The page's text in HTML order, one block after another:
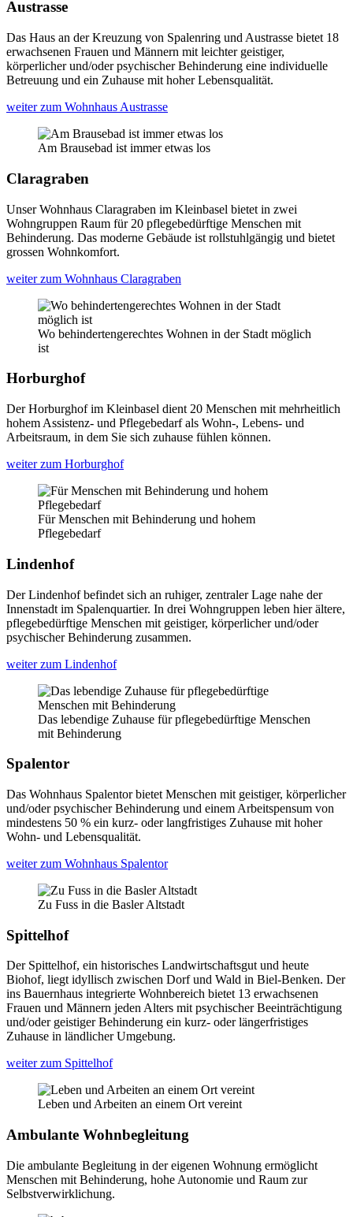
Austrasse
Das Haus an der Kreuzung von Spalenring und Austrasse bietet 18
erwachsenen Frauen und Männern mit leichter geistiger,
körperlicher und/oder psychischer Behinderung eine individuelle
Betreuung und ein Zuhause mit hoher Lebensqualität.
weiter zum Wohnhaus Austrasse
Am Brausebad ist immer etwas los
Claragraben
Unser Wohnhaus Claragraben im Kleinbasel bietet in zwei
Wohngruppen Raum für 20 pflegebedürftige Menschen mit
Behinderung. Das moderne Gebäude ist rollstuhlgängig und bietet
grossen Wohnkomfort.
weiter zum Wohnhaus Claragraben
Wo behindertengerechtes Wohnen in der Stadt möglich
ist
Horburghof
Der Horburghof im Kleinbasel dient 20 Menschen mit mehrheitlich
hohem Assistenz- und Pflegebedarf als Wohn-, Lebens- und
Arbeitsraum, in dem Sie sich zuhause fühlen können.
weiter zum Horburghof
Für Menschen mit Behinderung und hohem
Pflegebedarf
Lindenhof
Der Lindenhof befindet sich an ruhiger, zentraler Lage nahe der
Innenstadt im Spalenquartier. In drei Wohngruppen leben hier ältere,
pflegebedürftige Menschen mit geistiger, körperlicher und/oder
psychischer Behinderung zusammen.
weiter zum Lindenhof
Das lebendige Zuhause für pflegebedürftige Menschen
mit Behinderung
Spalentor
Das Wohnhaus Spalentor bietet Menschen mit geistiger, körperlicher
und/oder psychischer Behinderung und einem Arbeitspensum von
mindestens 50 % ein kurz- oder langfristiges Zuhause mit hoher
Wohn- und Lebensqualität.
weiter zum Wohnhaus Spalentor
Zu Fuss in die Basler Altstadt
Spittelhof
Der Spittelhof, ein historisches Landwirtschaftsgut und heute
Biohof, liegt idyllisch zwischen Dorf und Wald in Biel-Benken. Der
ins Bauernhaus integrierte Wohnbereich bietet 13 erwachsenen
Frauen und Männern jeden Alters mit psychischer Beeinträchtigung
und/oder geistiger Behinderung ein kurz- oder längerfristiges
Zuhause in ländlicher Umgebung.
weiter zum Spittelhof
Leben und Arbeiten an einem Ort vereint
Ambulante Wohnbegleitung
Die ambulante Begleitung in der eigenen Wohnung ermöglicht
Menschen mit Behinderung, hohe Autonomie und Raum zur
Selbstverwirklichung.